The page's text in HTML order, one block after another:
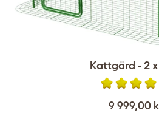
Kattgård - 2 x
9 999,00